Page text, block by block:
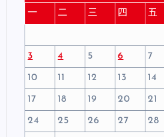
一
二 三 四 五
3 4 5 6 7
10 11 12 13 14
17 18 19 20 21
24 25 26 27 28